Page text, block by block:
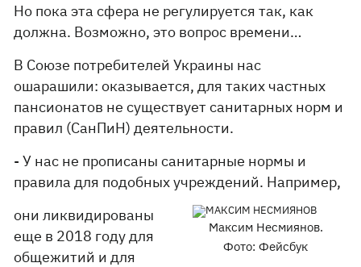
Но пока эта сфера не регулируется так, как
должна. Возможно, это вопрос времени…
В Союзе потребителей Украины нас
ошарашили: оказывается, для таких частных
пансионатов не существует санитарных норм и
правил (СанПиН) деятельности.
- У нас не прописаны санитарные нормы и
правила для подобных учреждений. Например,
Максим Несмиянов.
Фото: Фейсбук
они ликвидированы
еще в 2018 году для
общежитий и для